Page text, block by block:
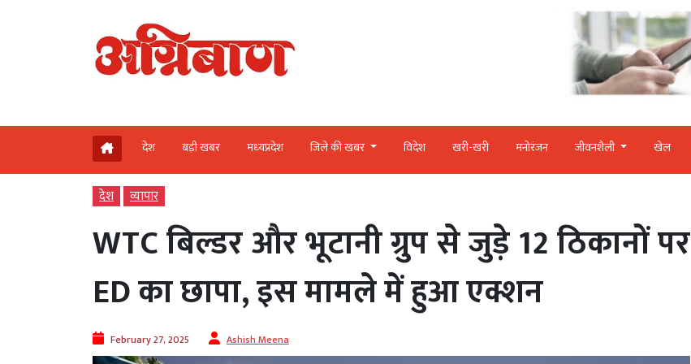
देश बड़ी खबर मध्‍यप्रदेश जिले की खबर विदेश खरी-खरी मनोरंजन जीवनशैली खेल
देश व्‍यापार
WTC बिल्डर और भूटानी ग्रुप से जुड़े 12 ठिकानों पर
ED का छापा, इस मामले में हुआ एक्शन
February 27, 2025 Ashish Meena